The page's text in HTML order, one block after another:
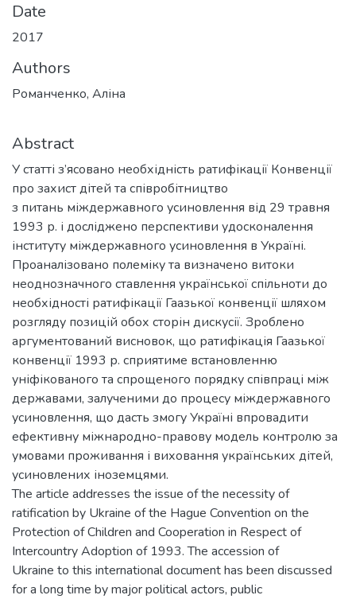
Date
2017
Authors
Романченко, Аліна
Abstract
У статті з’ясовано необхідність ратифікації Конвенції
про захист дітей та співробітництво
з питань міждержавного усиновлення від 29 травня
1993 р. і досліджено перспективи удосконалення
інституту міждержавного усиновлення в Україні.
Проаналізовано полеміку та визначено витоки
неоднозначного ставлення української спільноти до
необхідності ратифікації Гаазької конвенції шляхом
розгляду позицій обох сторін дискусії. Зроблено
аргументований висновок, що ратифікація Гаазької
конвенції 1993 р. сприятиме встановленню
уніфікованого та спрощеного порядку співпраці між
державами, залученими до процесу міждержавного
усиновлення, що дасть змогу Україні впровадити
ефективну міжнародно-правову модель контролю за
умовами проживання і виховання українських дітей,
усиновлених іноземцями.
The article addresses the issue of the necessity of
ratification by Ukraine of the Hague Convention on the
Protection of Children and Cooperation in Respect of
Interсountry Adoption of 1993. The accession of
Ukraine to this international document has been discussed
for a long time by major political actors, public